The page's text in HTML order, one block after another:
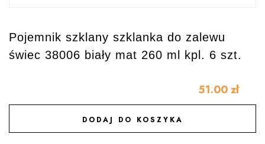
Pojemnik szklany szklanka do zalewu
świec 38006 biały mat 260 ml kpl. 6 szt.
51.00 zł
DODAJ DO KOSZYKA
DODAJ DO ULUBIONYCH